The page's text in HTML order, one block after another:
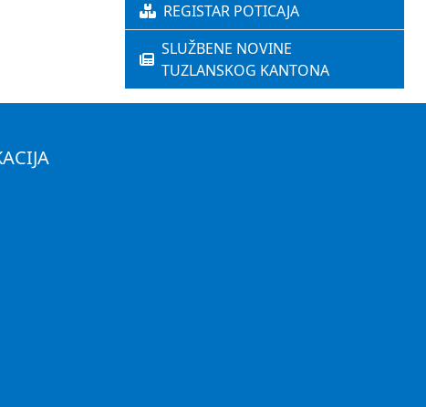
REGISTAR POTICAJA
SLUŽBENE NOVINE
TUZLANSKOG KANTONA